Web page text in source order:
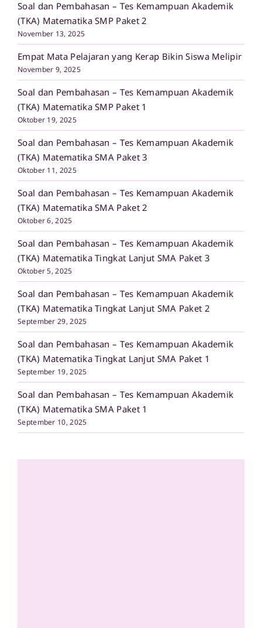
Soal dan Pembahasan – Tes Kemampuan Akademik
(TKA) Matematika SMP Paket 2
November 13, 2025
Empat Mata Pelajaran yang Kerap Bikin Siswa Melipir
November 9, 2025
Soal dan Pembahasan – Tes Kemampuan Akademik
(TKA) Matematika SMP Paket 1
Oktober 19, 2025
Soal dan Pembahasan – Tes Kemampuan Akademik
(TKA) Matematika SMA Paket 3
Oktober 11, 2025
Soal dan Pembahasan – Tes Kemampuan Akademik
(TKA) Matematika SMA Paket 2
Oktober 6, 2025
Soal dan Pembahasan – Tes Kemampuan Akademik
(TKA) Matematika Tingkat Lanjut SMA Paket 3
Oktober 5, 2025
Soal dan Pembahasan – Tes Kemampuan Akademik
(TKA) Matematika Tingkat Lanjut SMA Paket 2
September 29, 2025
Soal dan Pembahasan – Tes Kemampuan Akademik
(TKA) Matematika Tingkat Lanjut SMA Paket 1
September 19, 2025
Soal dan Pembahasan – Tes Kemampuan Akademik
(TKA) Matematika SMA Paket 1
September 10, 2025